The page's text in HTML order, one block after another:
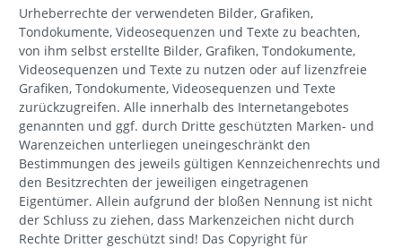
Urheberrechte der verwendeten Bilder, Grafiken,
Tondokumente, Videosequenzen und Texte zu beachten,
von ihm selbst erstellte Bilder, Grafiken, Tondokumente,
Videosequenzen und Texte zu nutzen oder auf lizenzfreie
Grafiken, Tondokumente, Videosequenzen und Texte
zurückzugreifen. Alle innerhalb des Internetangebotes
genannten und ggf. durch Dritte geschützten Marken- und
Warenzeichen unterliegen uneingeschränkt den
Bestimmungen des jeweils gültigen Kennzeichenrechts und
den Besitzrechten der jeweiligen eingetragenen
Eigentümer. Allein aufgrund der bloßen Nennung ist nicht
der Schluss zu ziehen, dass Markenzeichen nicht durch
Rechte Dritter geschützt sind! Das Copyright für